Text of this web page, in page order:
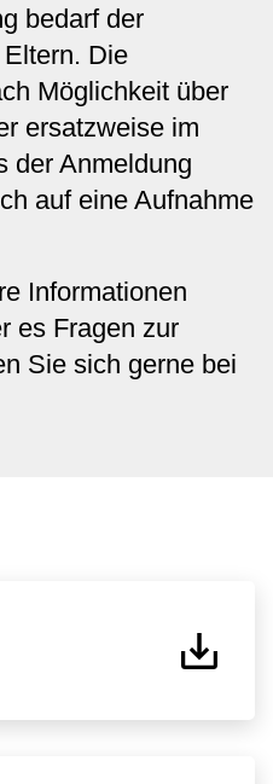
bedarf der
Die
Möglichkeit über
ersatzweise im
der Anmeldung
auf eine Aufnahme
Informationen
es Fragen zur
Sie sich gerne bei